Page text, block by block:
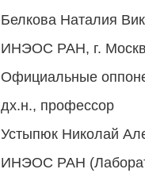
Белкова Наталия
ИНЭОС РАН, г.
Официальные
дх.н., профессор
Устыпюк Николай
ИНЭОС РАН